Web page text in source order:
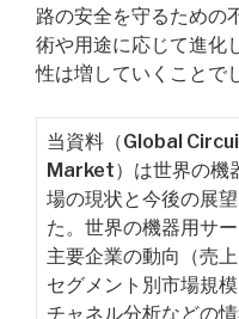
路の安全を守るための
術や用途に応じて進化
性は増していくことで
当資料（Global
Market）は世界の機
場の現状と今後の展
た。世界の機器用サ
主要企業の動向（売
セグメント別市場規
チャネル分析などの